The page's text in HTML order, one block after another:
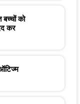
को
कर